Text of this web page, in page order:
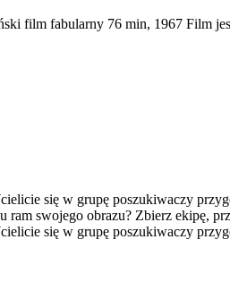
film fabularny 76 min, 1967 Film
się w grupę poszukiwaczy
swojego obrazu? Zbierz ekipę,
się w grupę poszukiwaczy